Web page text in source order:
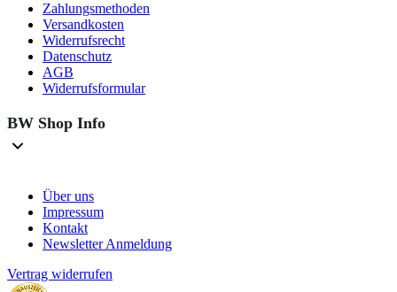
Zahlungsmethoden
Versandkosten
Widerrufsrecht
Datenschutz
AGB
Widerrufsformular
BW Shop Info
Über uns
Impressum
Kontakt
Newsletter Anmeldung
Vertrag widerrufen